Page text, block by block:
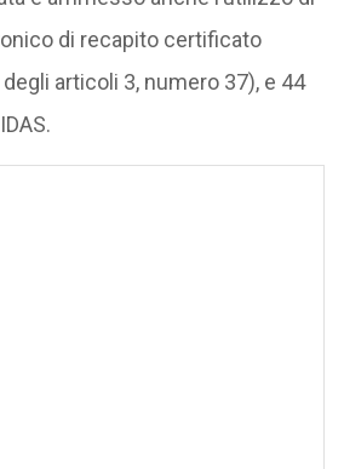
di recapito certificato
articoli 3, numero 37), e 44